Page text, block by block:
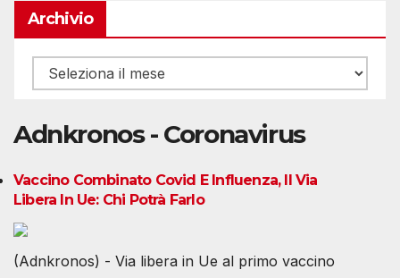
Archivio
Archivio
Adnkronos - Coronavirus
Vaccino Combinato Covid E Influenza, Il Via
Libera In Ue: Chi Potrà Farlo
(Adnkronos) - Via libera in Ue al primo vaccino